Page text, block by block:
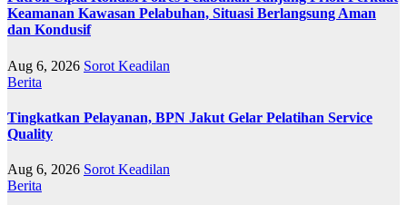
Keamanan Kawasan Pelabuhan, Situasi Berlangsung Aman
dan Kondusif
Aug 6, 2026 Sorot Keadilan
Berita
Tingkatkan Pelayanan, BPN Jakut Gelar Pelatihan Service
Quality
Aug 6, 2026 Sorot Keadilan
Berita